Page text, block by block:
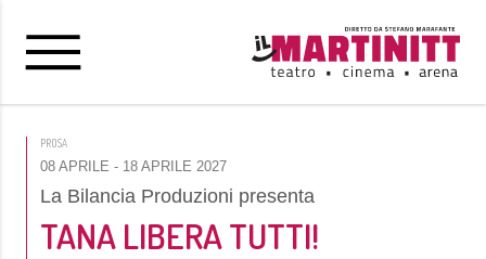
PROSA
08 APRILE - 18 APRILE 2027
La Bilancia Produzioni presenta
TANA LIBERA TUTTI!